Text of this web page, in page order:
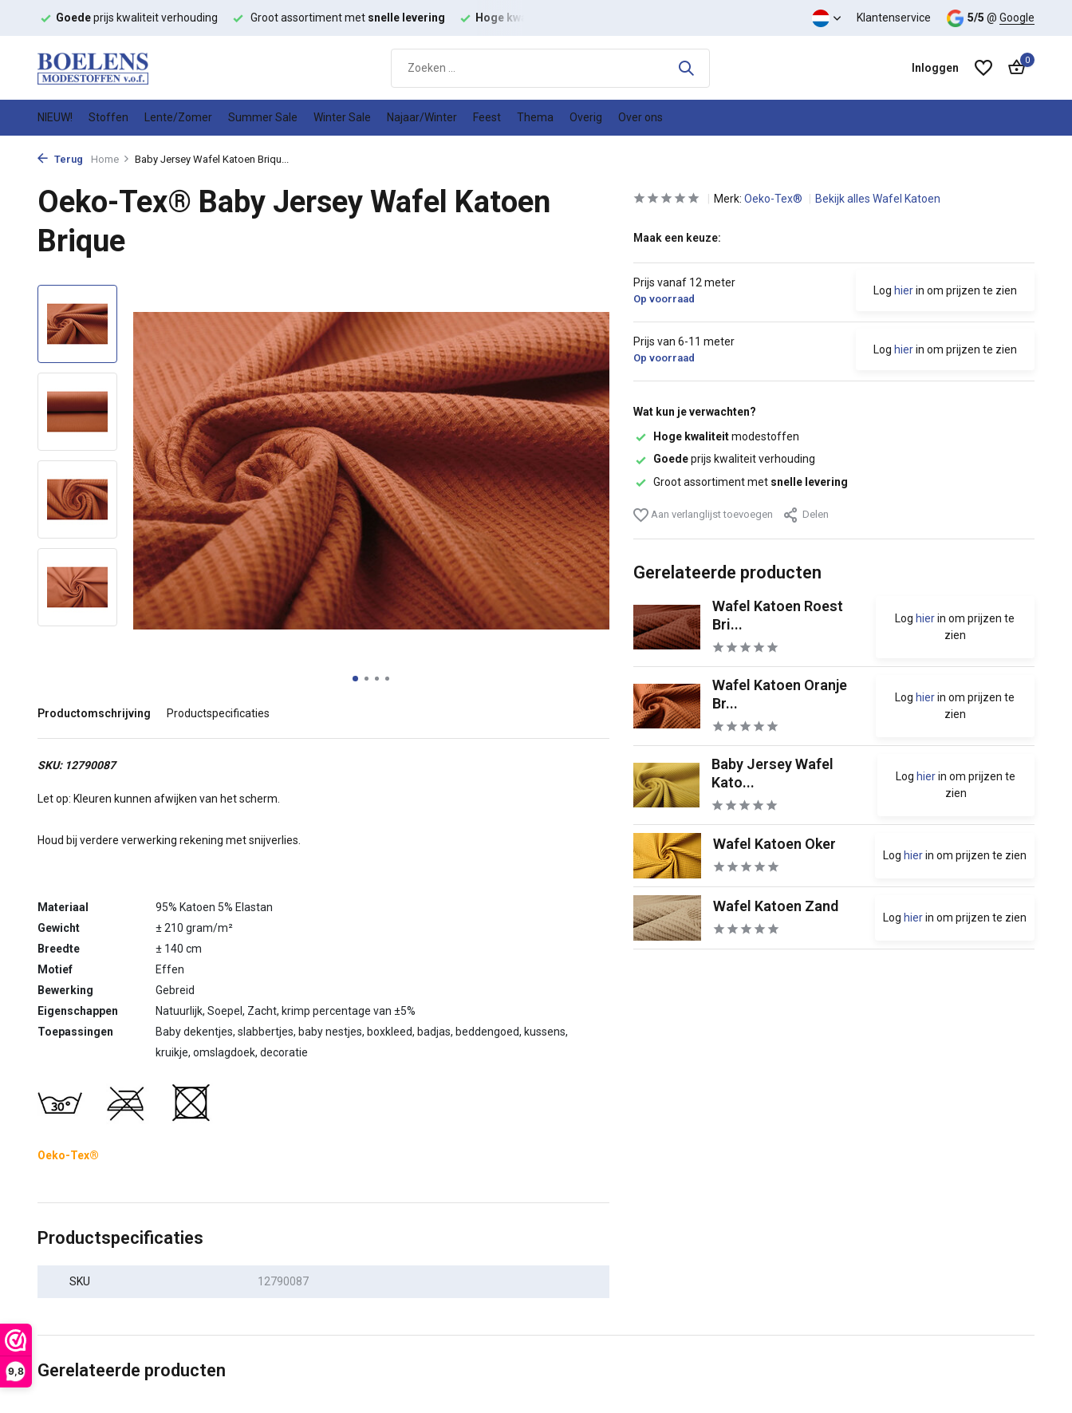
9,8
Groot assortiment metsnelle levering Hoge kwaliteitmodestoffen Goedeprijs kwaliteit verhouding Klantenservice 5/5 @ Google
Inloggen
0
NIEUW! Stoffen Lente/Zomer Summer Sale Winter Sale Najaar/Winter Feest Thema Overig Over ons
Terug Home Baby Jersey Wafel Katoen Briqu...
Oeko-Tex® Baby Jersey Wafel Katoen
Brique
Productomschrijving Productspecificaties
SKU: 12790087
Let op: Kleuren kunnen afwijken van het scherm.
Houd bij verdere verwerking rekening met snijverlies.
Materiaal
95% Katoen 5% Elastan
Gewicht
± 210 gram/m²
Breedte
± 140 cm
Motief
Effen
Bewerking
Gebreid
Eigenschappen
Natuurlijk, Soepel, Zacht, krimp percentage van ±5%
Toepassingen
Baby dekentjes, slabbertjes, baby nestjes, boxkleed, badjas, beddengoed, kussens,
kruikje, omslagdoek, decoratie
Oeko-Tex®
Productspecificaties
SKU 12790087
Merk: Oeko-Tex® Bekijk alles Wafel Katoen
Maak een keuze:
Prijs vanaf 12 meter
Op voorraad
Log hierin om prijzen te zien
Prijs van 6-11 meter
Op voorraad
Log hierin om prijzen te zien
Wat kun je verwachten?
Hoge kwaliteitmodestoffen
Goedeprijs kwaliteit verhouding
Groot assortiment met snelle levering
Aan verlanglijst toevoegen Delen
Gerelateerde producten
Wafel Katoen Roest
Bri...
Log hierin om prijzen te
zien
Wafel Katoen Oranje
Br...
Log hierin om prijzen te
zien
Baby Jersey Wafel
Kato...
Log hierin om prijzen te
zien
Wafel Katoen Oker
Log hierin om prijzen te zien
Wafel Katoen Zand
Log hierin om prijzen te zien
Gerelateerde producten